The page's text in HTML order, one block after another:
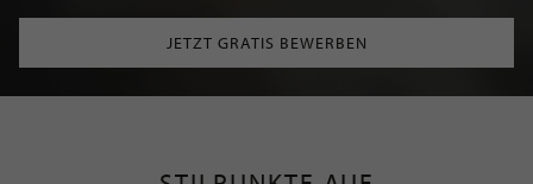
JETZT GRATIS BEWERBEN